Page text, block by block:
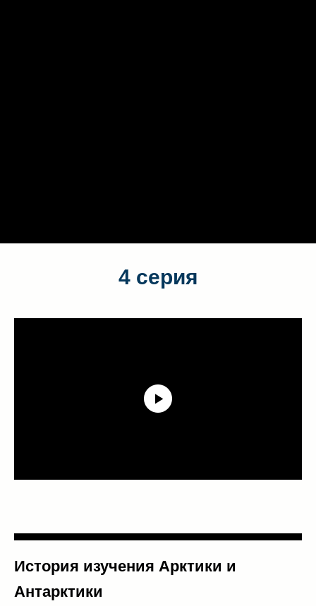
4 cерия
История изучения Арктики и
Антарктики